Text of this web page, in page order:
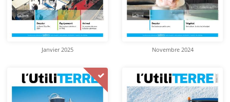
Janvier 2025 Novembre 2024